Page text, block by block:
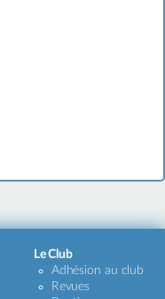
Le Club
Adhésion au club
Revues